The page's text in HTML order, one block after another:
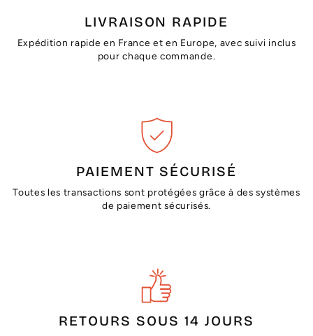
LIVRAISON RAPIDE
Expédition rapide en France et en Europe, avec suivi inclus
pour chaque commande.
PAIEMENT SÉCURISÉ
Toutes les transactions sont protégées grâce à des systèmes
de paiement sécurisés.
RETOURS SOUS 14 JOURS